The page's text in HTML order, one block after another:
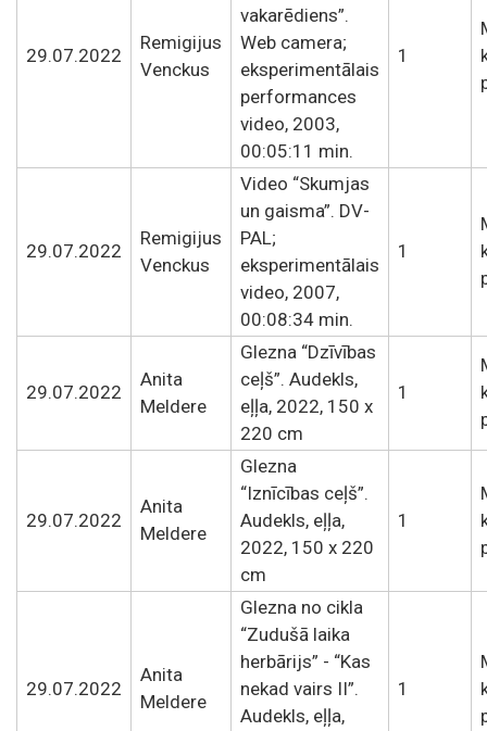
29.07.2022
Remigijus
Venckus
vakarēdiens”.
Web camera;
eksperimentālais
performances
video, 2003,
00:05:11 min.
1
29.07.2022
Remigijus
Venckus
Video “Skumjas
un gaisma”. DV-
PAL;
eksperimentālais
video, 2007,
00:08:34 min.
1
29.07.2022
Anita
Meldere
Glezna “Dzīvības
ceļš”. Audekls,
eļļa, 2022, 150 x
220 cm
1
29.07.2022
Anita
Meldere
Glezna
“Iznīcības ceļš”.
Audekls, eļļa,
2022, 150 x 220
cm
1
29.07.2022
Anita
Meldere
Glezna no cikla
“Zudušā laika
herbārijs” - “Kas
nekad vairs II”.
Audekls, eļļa,
1